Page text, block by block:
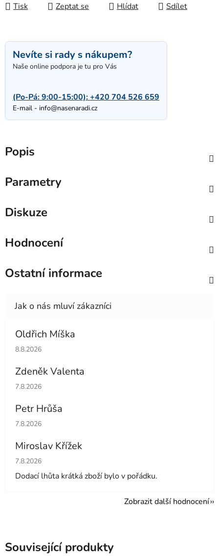
Tisk Zeptat se Hlídat Sdílet
Nevíte si rady s nákupem?
Naše online podpora je tu pro Vás
(Po-Pá: 9:00-15:00):+420 704 526 659
E-mail - info@nasenaradi.cz
Popis
Parametry
Diskuze
Hodnocení
Ostatní informace
Oldřich Míška
Hodnocení obchodu je 5 z 5 hvězdiček.
8.8.2026
Zdeněk Valenta
Hodnocení obchodu je 5 z 5 hvězdiček.
7.8.2026
Petr Hrůša
Hodnocení obchodu je 5 z 5 hvězdiček.
7.8.2026
Miroslav Křížek
Hodnocení obchodu je 5 z 5 hvězdiček.
7.8.2026
Dodací lhůta krátká zboží bylo v pořádku.
Zobrazit další hodnocení
Související produkty